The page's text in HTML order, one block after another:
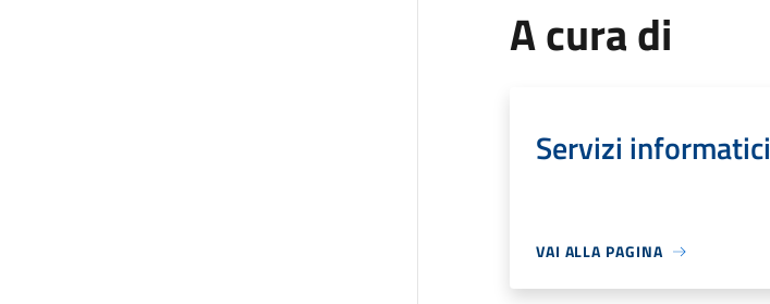
A cura di
Servizi informatici
VAI ALLA PAGINA